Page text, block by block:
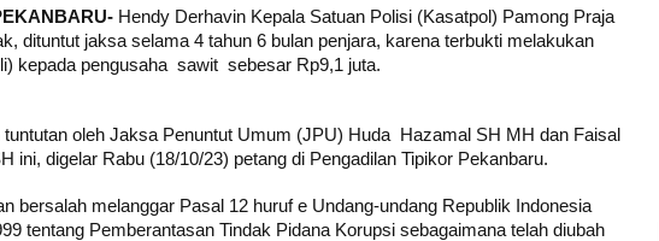
Hendy Derhavin Kepala Satuan Polisi (Kasatpol) Pamong Praja
dituntut jaksa selama 4 tahun 6 bulan penjara, karena terbukti melakukan
kepada pengusaha sawit sebesar Rp9,1 juta.
oleh Jaksa Penuntut Umum (JPU) Huda Hazamal SH MH dan Faisal
ini, digelar Rabu (18/10/23) petang di Pengadilan Tipikor Pekanbaru.
bersalah melanggar Pasal 12 huruf e Undang-undang Republik Indonesia
tentang Pemberantasan Tindak Pidana Korupsi sebagaimana telah diubah